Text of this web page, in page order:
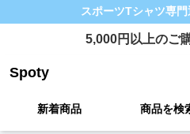
スポーツTシャツ専門
5,000円以上のご
Spoty
新着商品 商品を検